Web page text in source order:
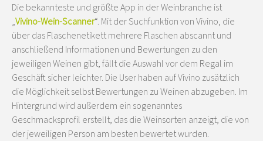
Die bekannteste und größte App in der Weinbranche ist
„Vivino-Wein-Scanner“. Mit der Suchfunktion von Vivino, die
über das Flaschenetikett mehrere Flaschen abscannt und
anschließend Informationen und Bewertungen zu den
jeweiligen Weinen gibt, fällt die Auswahl vor dem Regal im
Geschäft sicher leichter. Die User haben auf Vivino zusätzlich
die Möglichkeit selbst Bewertungen zu Weinen abzugeben. Im
Hintergrund wird außerdem ein sogenanntes
Geschmacksprofil erstellt, das die Weinsorten anzeigt, die von
der jeweiligen Person am besten bewertet wurden.